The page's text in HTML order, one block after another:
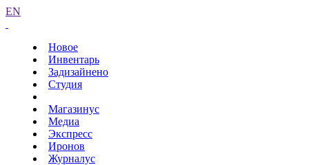
EN
Новое
Инвентарь
Задизайнено
Студия
Магазинус
Медиа
Экспресс
Иронов
Журналус